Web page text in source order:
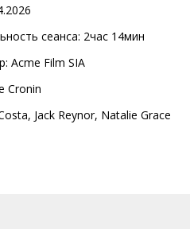
сеанса: 2час 14мин
Acme Film SIA
Cronin
, Jack Reynor, Natalie Grace